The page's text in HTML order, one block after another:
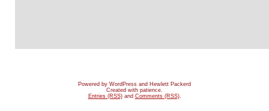
Powered by WordPress and Hewlett Packerd
Created with patience.
Entries (RSS)and Comments (RSS).